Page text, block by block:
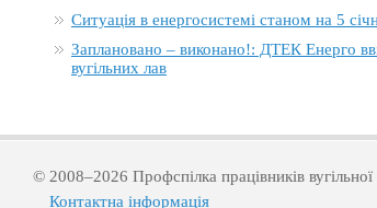
Ситуація в енергосистемі станом на 5
Заплановано – виконано!: ДТЕК Енерго
вугільних лав
© 2008–2026 Профспілка працівників
Контактна інформація